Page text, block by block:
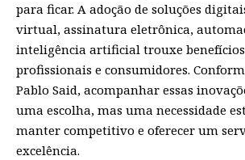
para ficar. A adoção de soluções
virtual, assinatura eletrônica,
inteligência artificial trouxe
profissionais e consumidores.
Pablo Said, acompanhar essas
uma escolha, mas uma necessidade
manter competitivo e oferecer um
excelência.